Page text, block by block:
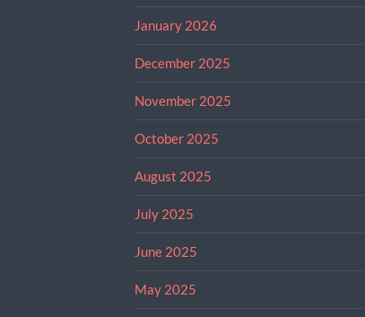
January 2026
December 2025
November 2025
October 2025
August 2025
July 2025
June 2025
May 2025